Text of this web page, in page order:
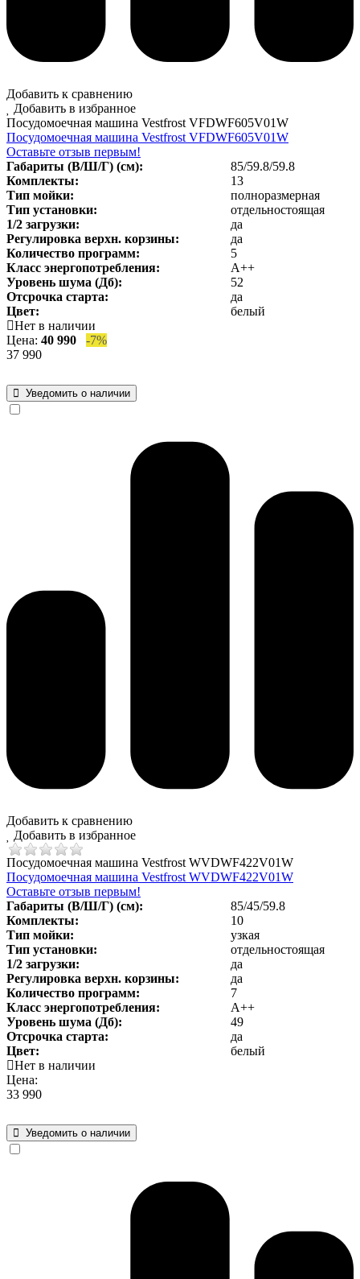
Добавить к сравнению
Добавить в избранное
Посудомоечная машина Vestfrost VFDWF605V01W
Посудомоечная машина Vestfrost VFDWF605V01W
Оставьте отзыв первым!
Габариты (В/Ш/Г) (см):
85/59.8/59.8
Комплекты:
13
Тип мойки:
полноразмерная
Тип установки:
отдельностоящая
1/2 загрузки:
да
Регулировка верхн. корзины:
да
Количество программ:
5
Класс энергопотребления:
А++
Уровень шума (Дб):
52
Отсрочка старта:
да
Цвет:
белый
Нет в наличии
Цена: 40 990
-7%
37 990
Уведомить о наличии
Добавить к сравнению
Добавить в избранное
Посудомоечная машина Vestfrost WVDWF422V01W
Посудомоечная машина Vestfrost WVDWF422V01W
Оставьте отзыв первым!
Габариты (В/Ш/Г) (см):
85/45/59.8
Комплекты:
10
Тип мойки:
узкая
Тип установки:
отдельностоящая
1/2 загрузки:
да
Регулировка верхн. корзины:
да
Количество программ:
7
Класс энергопотребления:
А++
Уровень шума (Дб):
49
Отсрочка старта:
да
Цвет:
белый
Нет в наличии
Цена:
33 990
Уведомить о наличии